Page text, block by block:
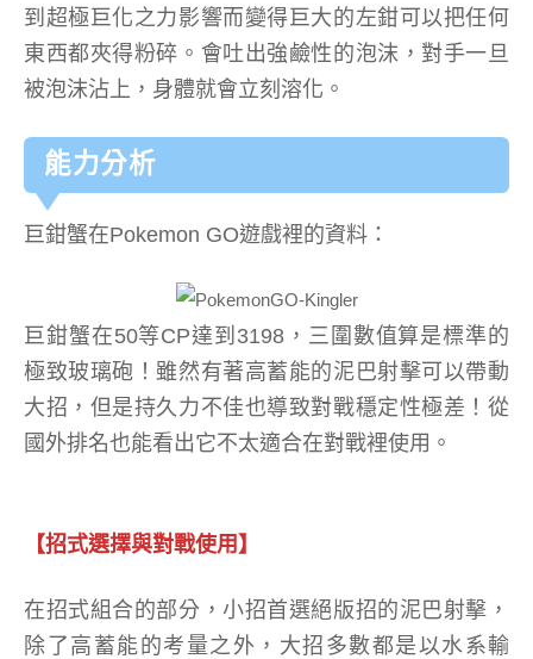
到超極巨化之力影響而變得巨大的左鉗可以把任何
東西都夾得粉碎。會吐出強鹼性的泡沫，對手一旦
被泡沫沾上，身體就會立刻溶化。
能力分析
巨鉗蟹在Pokemon GO遊戲裡的資料：
巨鉗蟹在50等CP達到3198，三圍數值算是標準的
極致玻璃砲！雖然有著高蓄能的泥巴射擊可以帶動
大招，但是持久力不佳也導致對戰穩定性極差！從
國外排名也能看出它不太適合在對戰裡使用。
【招式選擇與對戰使用】
在招式組合的部分，小招首選絕版招的泥巴射擊，
除了高蓄能的考量之外，大招多數都是以水系輸